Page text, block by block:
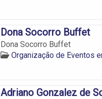
Dona Socorro Buffet
Dona Socorro Buffet
Organização de Eventos
Adriano Gonzalez de